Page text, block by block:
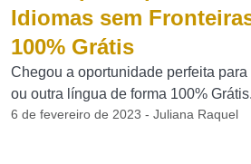
Idiomas sem
100% Grátis
Chegou a oportunidade perfeita
ou outra língua de forma 100%
6 de fevereiro de 2023 - Juliana Raquel